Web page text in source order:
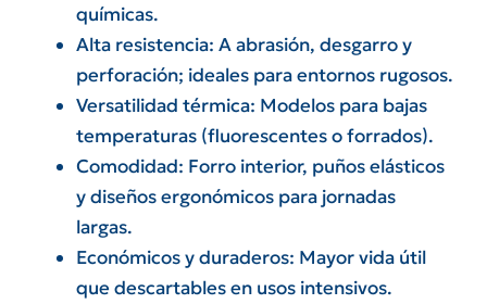
químicas.
Alta resistencia: A abrasión, desgarro y
perforación; ideales para entornos rugosos.
Versatilidad térmica: Modelos para bajas
temperaturas (fluorescentes o forrados).
Comodidad: Forro interior, puños elásticos
y diseños ergonómicos para jornadas
largas.
Económicos y duraderos: Mayor vida útil
que descartables en usos intensivos.